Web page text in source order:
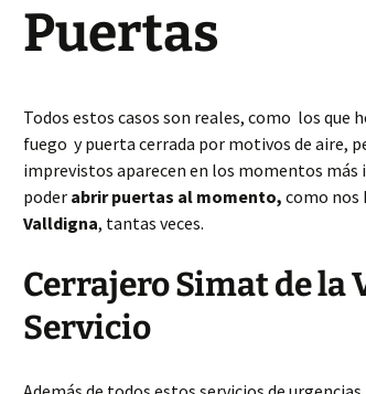
Puertas
Todos estos casos son reales, como los que
fuego y puerta cerrada por motivos de aire,
imprevistos aparecen en los momentos
poder abrir puertas al momento, como nos
Valldigna, tantas veces.
Cerrajero Simat de la
Servicio